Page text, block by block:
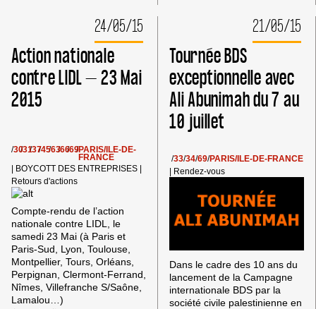
L’AÉRONAUTIQUE
BOURGET
2015
:
ELBIT
CRIMINEL,
!
JUIN
24/05/15
Action nationale
contre LIDL – 23 Mai
2015
/30
/31/37
/45
/63
/66
/69
/PARIS/ILE-DE-
FRANCE
BOYCOTT DES ENTREPRISES
Retours d'actions
Compte-rendu de l’action
nationale contre LIDL, le
samedi 23 Mai (à Paris et
Paris-Sud, Lyon, Toulouse,
Montpellier, Tours, Orléans,
Perpignan, Clermont-Ferrand,
Nîmes, Villefranche S/Saône,
Lamalou…)
21/05/15
Tournée BDS
exceptionnelle avec
Ali Abunimah du 7 au
10 juillet
/33/34/69/PARIS/ILE-DE-FRANCE
Rendez-vous
Dans le cadre des 10 ans du
lancement de la Campagne
internationale BDS par la
société civile palestinienne en